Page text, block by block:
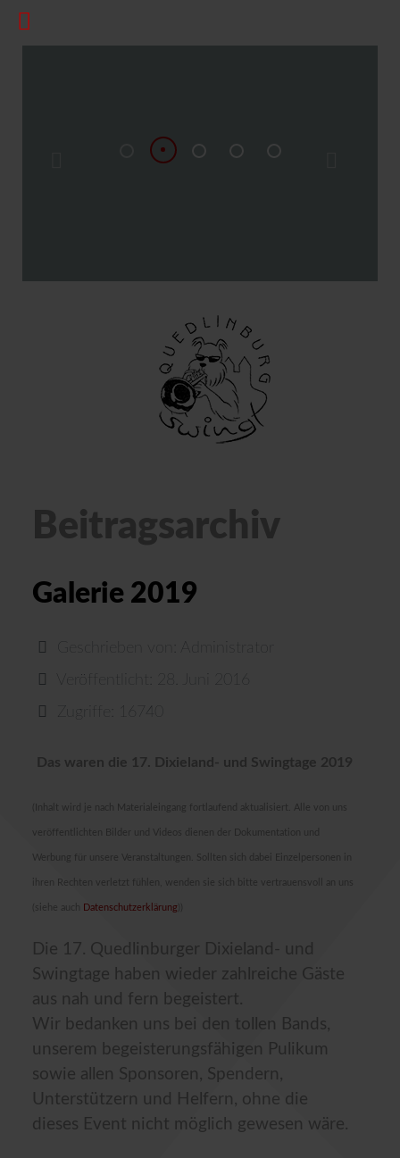
Beitragsarchiv
Galerie 2019
Geschrieben von:
Veröffentlicht: 28. Juni 2016
Zugriffe: 16740
Das waren die 17. Dixieland- und Swingtage 2019
(Inhalt wird je nach Materialeingang fortlaufend aktualisiert. Alle von uns
veröffentlichten Bilder und Videos dienen der Dokumentation und
Werbung für unsere Veranstaltungen. Sollten sich dabei Einzelpersonen in
ihren Rechten verletzt fühlen, wenden sie sich bitte vertrauensvoll an uns
Datenschutzerklärung
Die 17. Quedlinburger Dixieland- und
Swingtage haben wieder zahlreiche Gäste
aus nah und fern begeistert.
Wir bedanken uns bei den tollen Bands,
unserem begeisterungsfähigen Pulikum
sowie allen Sponsoren, Spendern,
Unterstützern und Helfern, ohne die
dieses Event nicht möglich gewesen wäre.